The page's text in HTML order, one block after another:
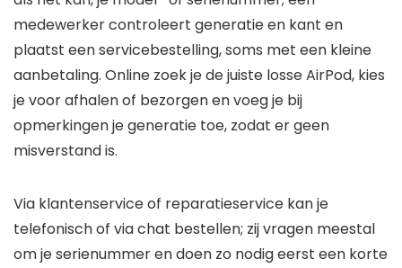
medewerker controleert generatie en kant en
plaatst een servicebestelling, soms met een kleine
aanbetaling. Online zoek je de juiste losse AirPod, kies
je voor afhalen of bezorgen en voeg je bij
opmerkingen je generatie toe, zodat er geen
misverstand is.
Via klantenservice of reparatieservice kan je
telefonisch of via chat bestellen; zij vragen meestal
om je serienummer en doen zo nodig eerst een korte